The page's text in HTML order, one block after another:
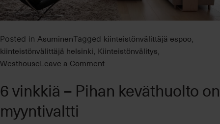
Posted in AsuminenTagged kiinteistönvälittäjä espoo,
kiinteistönvälittäjä helsinki, Kiinteistönvälitys,
WesthouseLeave a Commenton
kannattaa
ottaa
6 vinkkiä – Pihan keväthuolto on
myyntivaltti